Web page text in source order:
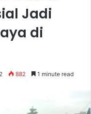
Jadi
di
882 1 minute read